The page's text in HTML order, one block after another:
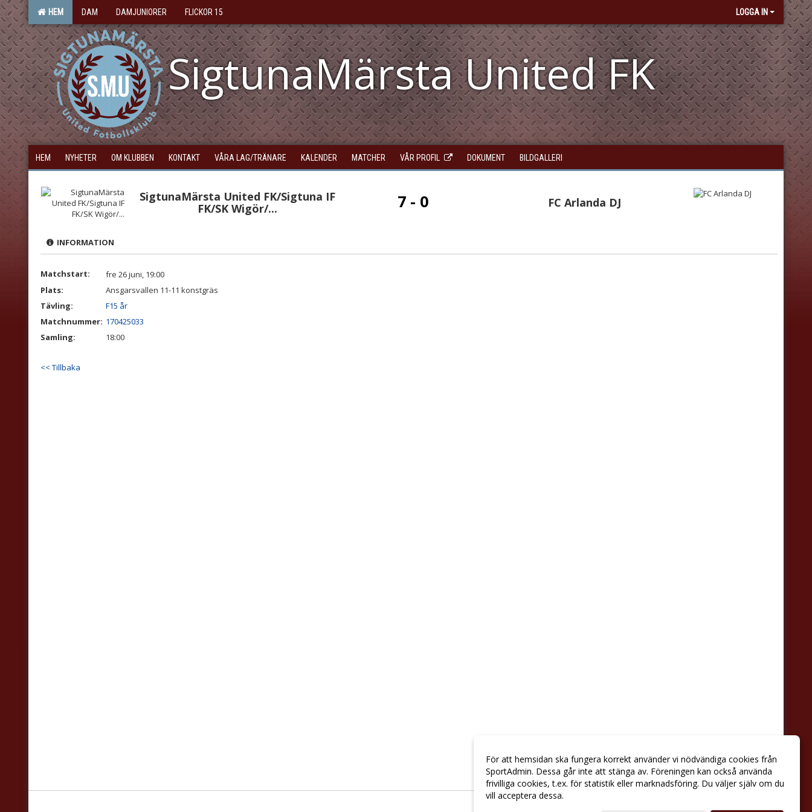
HEM DAM DAMJUNIORER FLICKOR 15 LOGGA IN
SigtunaMärsta United FK
HEM NYHETER OM KLUBBEN KONTAKT VÅRA LAG/TRÄNARE KALENDER MATCHER VÅR PROFIL DOKUMENT BILDGALLERI
SigtunaMärsta United FK/Sigtuna IF
FK/SK Wigör/...
7 - 0 FC Arlanda DJ
INFORMATION
Matchstart:
fre 26 juni, 19:00
Plats:
Ansgarsvallen 11-11 konstgräs
Tävling:
F15 år
Matchnummer: 170425033
Samling:
18:00
<< Tillbaka
För att hemsidan ska fungera korrekt använder vi nödvändiga cookies från
SportAdmin. Dessa går inte att stänga av. Föreningen kan också använda
frivilliga cookies, t.ex. för statistik eller marknadsföring. Du väljer själv om du
vill acceptera dessa.